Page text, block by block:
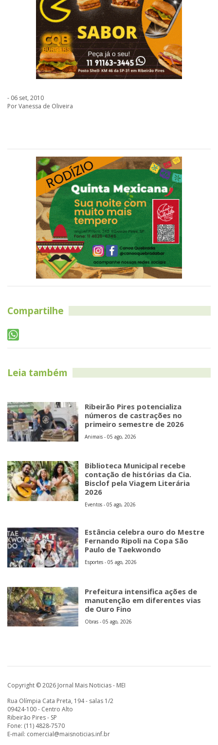
- 06 set, 2010
Por Vanessa de Oliveira
Compartilhe
Leia também
Ribeirão Pires potencializa
números de castrações no
primeiro semestre de 2026
Animais - 05 ago, 2026
Biblioteca Municipal recebe
contação de histórias da Cia.
Bisclof pela Viagem Literária
2026
Eventos - 05 ago, 2026
Estância celebra ouro do Mestre
Fernando Ripoli na Copa São
Paulo de Taekwondo
Esportes - 05 ago, 2026
Prefeitura intensifica ações de
manutenção em diferentes vias
de Ouro Fino
Obras - 05 ago, 2026
Copyright © 2026 Jornal Mais Noticias - MEI
Rua Olímpia Cata Preta, 194 - salas 1/2
09424-100 - Centro Alto
Ribeirão Pires - SP
Fone: (11) 4828-7570
E-mail: comercial@maisnoticias.inf.br